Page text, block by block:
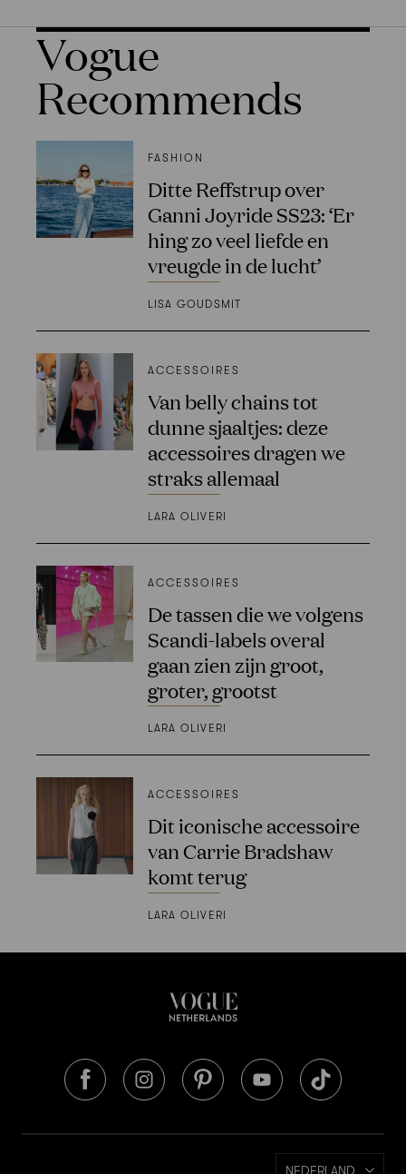
Vogue
Recommends
FASHION
Ditte Reffstrup over
Ganni Joyride SS23: ‘Er
hing zo veel liefde en
vreugde in de lucht’
LISA GOUDSMIT
ACCESSOIRES
Van belly chains tot
dunne sjaaltjes: deze
accessoires dragen we
straks allemaal
LARA OLIVERI
ACCESSOIRES
De tassen die we volgens
Scandi-labels overal
gaan zien zijn groot,
groter, grootst
LARA OLIVERI
ACCESSOIRES
Dit iconische accessoire
van Carrie Bradshaw
komt terug
LARA OLIVERI
NEDERLAND